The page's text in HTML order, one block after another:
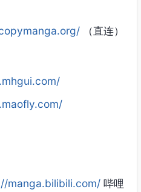
（直连）
manga.bilibili.com/ 哔哩